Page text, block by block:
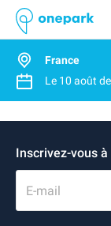
France
Le 10 août de
Inscrivez-vous
E-mail